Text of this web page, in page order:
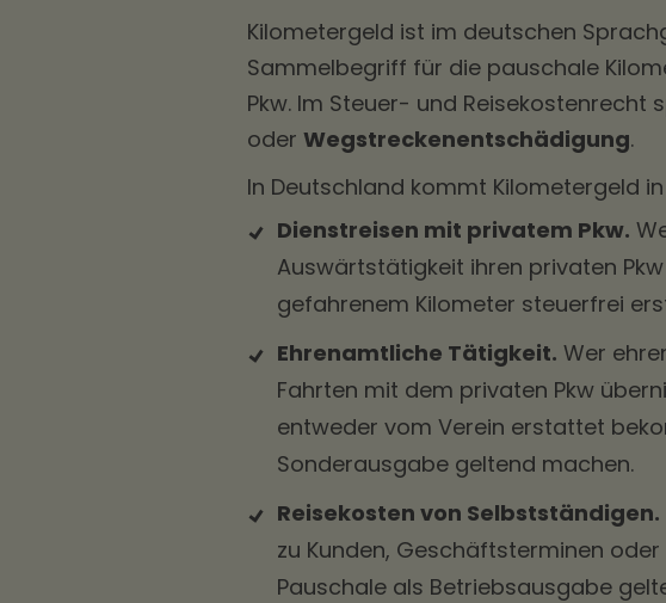
Kilometergeld ist im deutschen
Sammelbegriff für die pauschale
Pkw. Im Steuer- und Reisekostenrecht
oder Wegstreckenentschädigung.
In Deutschland kommt Kilometergeld
Dienstreisen mit privatem Pkw.
Auswärtstätigkeit ihren privaten
gefahrenem Kilometer steuerfrei
Ehrenamtliche Tätigkeit. Wer
Fahrten mit dem privaten Pkw
entweder vom Verein erstattet
Sonderausgabe geltend machen.
Reisekosten von Selbstständigen.
zu Kunden, Geschäftsterminen
Pauschale als Betriebsausgabe